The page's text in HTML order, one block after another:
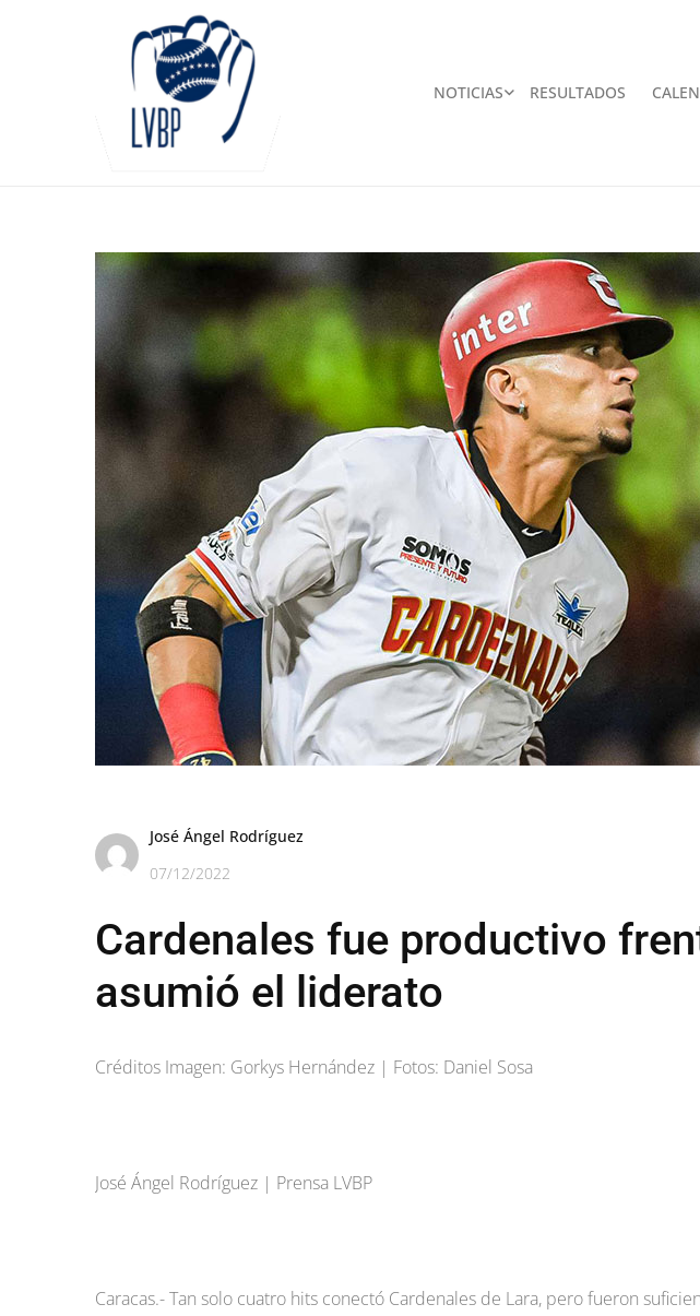
NOTICIAS RESULTADOS
José Ángel Rodríguez
07/12/2022
Cardenales fue productivo
asumió el liderato
Créditos Imagen: Gorkys Hernández | Fotos: Daniel Sosa
José Ángel Rodríguez | Prensa LVBP
Caracas.- Tan solo cuatro hits conectó Cardenales de Lara, pero fueron